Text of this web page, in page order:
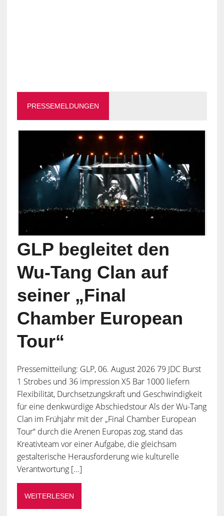
PRESSEMELDUNGEN
GLP begleitet den
Wu-Tang Clan auf
seiner „Final
Chamber European
Tour“
Pressemitteilung: GLP, 06. August 2026 79 JDC Burst
1 Strobes und 36 impression X5 Bar 1000 liefern
Flexibilität, Durchsetzungskraft und Geschwindigkeit
für eine denkwürdige Abschiedstour Als der Wu-Tang
Clan im Frühjahr mit der „Final Chamber European
Tour“ durch die Arenen Europas zog, stand das
Kreativteam vor einer Aufgabe, die gleichsam
gestalterische Herausforderung wie kulturelle
Verantwortung [...]
WEITERLESEN